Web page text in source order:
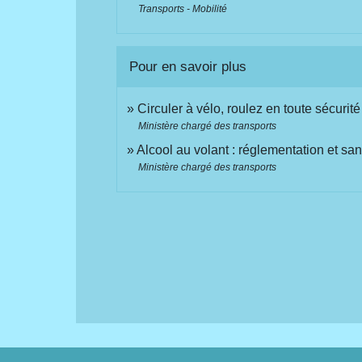
Transports - Mobilité
Pour en savoir plus
Circuler à vélo, roulez en toute sécurité
Ministère chargé des transports
Alcool au volant : réglementation et
Ministère chargé des transports